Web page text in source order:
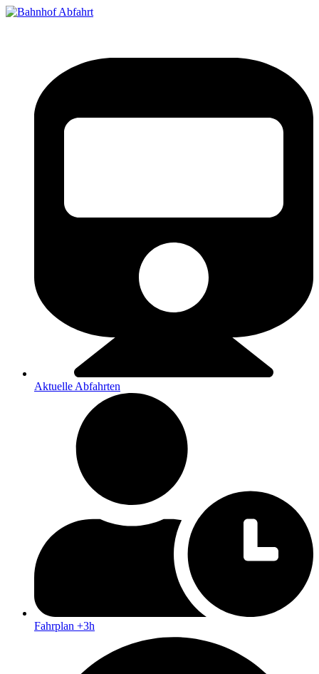
Aktuelle Abfahrten
Fahrplan +3h